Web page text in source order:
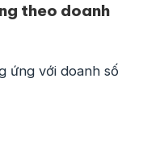
theo doanh
ứng với doanh số